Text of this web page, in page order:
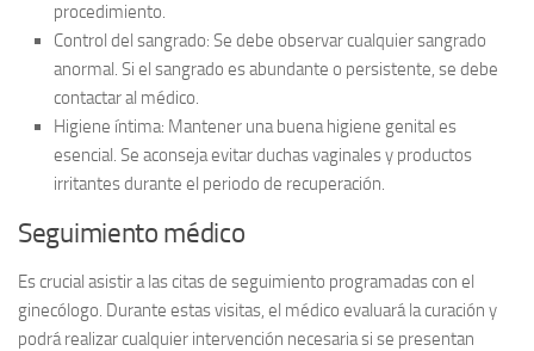
procedimiento.
Control del sangrado: Se debe observar cualquier sangrado
anormal. Si el sangrado es abundante o persistente, se debe
contactar al médico.
Higiene íntima: Mantener una buena higiene genital es
esencial. Se aconseja evitar duchas vaginales y productos
irritantes durante el periodo de recuperación.
Seguimiento médico
Es crucial asistir a las citas de seguimiento programadas con el
ginecólogo. Durante estas visitas, el médico evaluará la curación y
podrá realizar cualquier intervención necesaria si se presentan